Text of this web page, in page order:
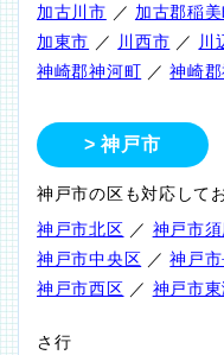
加古川市 ／ 加古郡稲
加東市 ／ 川西市 ／ 川
神崎郡神河町 ／神崎
神戸市
神戸市の区も対応して
神戸市北区 ／ 神戸市
神戸市中央区 ／神戸
神戸市西区 ／ 神戸市
さ行